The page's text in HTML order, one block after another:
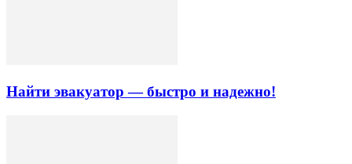
Найти эвакуатор — быстро и надежно!